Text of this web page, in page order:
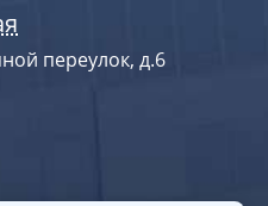
переулок, д.6